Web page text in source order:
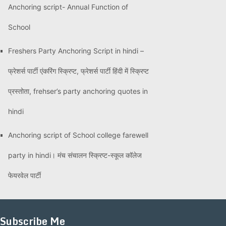
Anchoring script- Annual Function of
School
Freshers Party Anchoring Script in hindi –
फ्रेशर्स पार्टी एंकरिंग स्क्रिप्ट, फ्रेशर्स पार्टी हिंदी में स्क्रिप्ट
प्रस्तोता, frehser’s party anchoring quotes in
hindi
Anchoring script of School college farewell
party in hindi। मंच संचालन स्क्रिप्ट-स्कूल कॉलेज
फेयरवेल पार्टी
Subscribe Me